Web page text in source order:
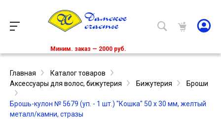
Миним. заказ — 2000 руб.
Главная
Каталог товаров
Аксессуары для волос, бижутерия
Бижутерия Броши
Брошь-кулон № 5679 (уп. - 1 шт.) "Кошка" 50 х 30 мм, желтый
металл/камни, стразы